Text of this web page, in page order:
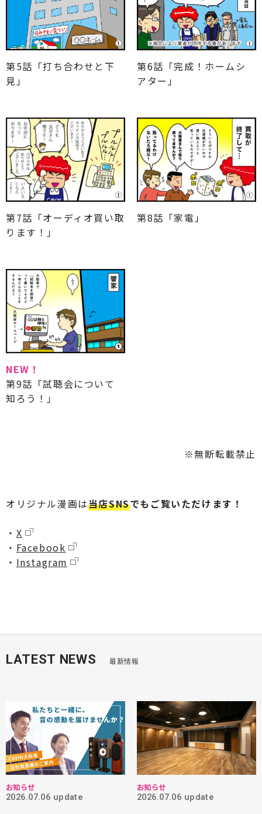
第5話「打ち合わせと下
見」
第6話「完成！ホームシ
アター」
第7話「オーディオ買い取
ります！」
第8話「家電」
NEW！
第9話「試聴会について
知ろう！」
※無断転載禁止
オリジナル漫画は当店SNSでもご覧いただけます！
・ X
・ Facebook
・ Instagram
LATEST NEWS 最新情報
お知らせ
2026.07.06 update
お知らせ
2026.07.06 update